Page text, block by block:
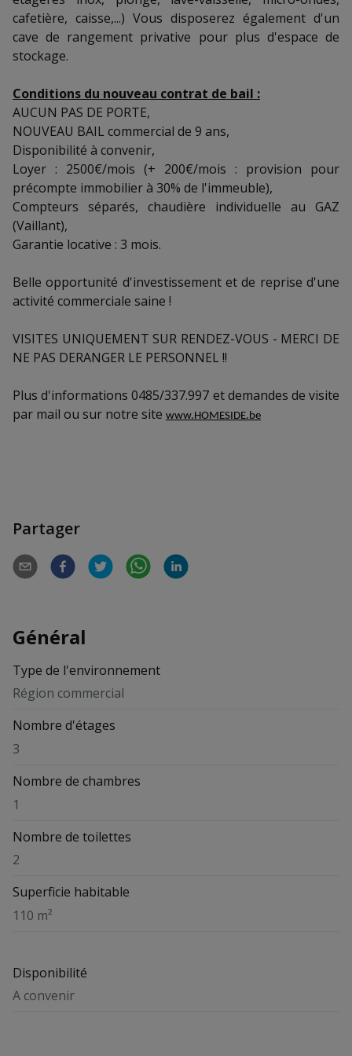
cafetière, caisse,...) Vous disposerez également d'un
cave de rangement privative pour plus d'espace de
stockage.
Conditions du nouveau contrat de bail :
AUCUN PAS DE PORTE,
NOUVEAU BAIL commercial de 9 ans,
Disponibilité à convenir,
Loyer : 2500€/mois (+ 200€/mois : provision pour
précompte immobilier à 30% de l'immeuble),
Compteurs séparés, chaudière individuelle au GAZ
(Vaillant),
Garantie locative : 3 mois.
Belle opportunité d'investissement et de reprise d'une
activité commerciale saine !
VISITES UNIQUEMENT SUR RENDEZ-VOUS - MERCI DE
NE PAS DERANGER LE PERSONNEL !!
Plus d'informations 0485/337.997 et demandes de visite
par mail ou sur notre site www.HOMESIDE.be
Partager
Général
Type de l'environnement
Région commercial
Nombre d'étages
3
Nombre de chambres
1
Nombre de toilettes
2
Superficie habitable
110 m²
Disponibilité
A convenir